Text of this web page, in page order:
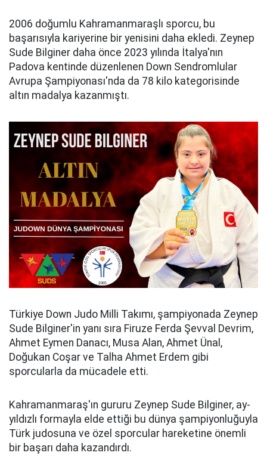
2006 doğumlu Kahramanmaraşlı sporcu, bu
başarısıyla kariyerine bir yenisini daha ekledi. Zeynep
Sude Bilginer daha önce 2023 yılında İtalya'nın
Padova kentinde düzenlenen Down Sendromlular
Avrupa Şampiyonası'nda da 78 kilo kategorisinde
altın madalya kazanmıştı.
Türkiye Down Judo Milli Takımı, şampiyonada Zeynep
Sude Bilginer'in yanı sıra Firuze Ferda Şevval Devrim,
Ahmet Eymen Danacı, Musa Alan, Ahmet Ünal,
Doğukan Coşar ve Talha Ahmet Erdem gibi
sporcularla da mücadele etti.
Kahramanmaraş'ın gururu Zeynep Sude Bilginer, ay-
yıldızlı formayla elde ettiği bu dünya şampiyonluğuyla
Türk judosuna ve özel sporcular hareketine önemli
bir başarı daha kazandırdı.